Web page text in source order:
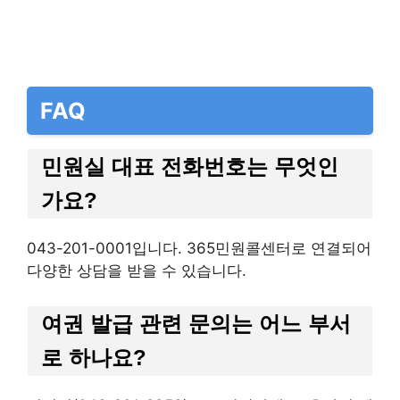
FAQ
민원실 대표 전화번호는 무엇인
가요?
043-201-0001입니다. 365민원콜센터로 연결되어
다양한 상담을 받을 수 있습니다.
여권 발급 관련 문의는 어느 부서
로 하나요?